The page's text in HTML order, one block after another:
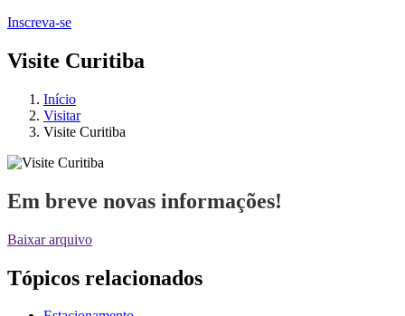
Inscreva-se
Visite Curitiba
Início
Visitar
Visite Curitiba
Em breve novas informações!
Baixar arquivo
Tópicos relacionados